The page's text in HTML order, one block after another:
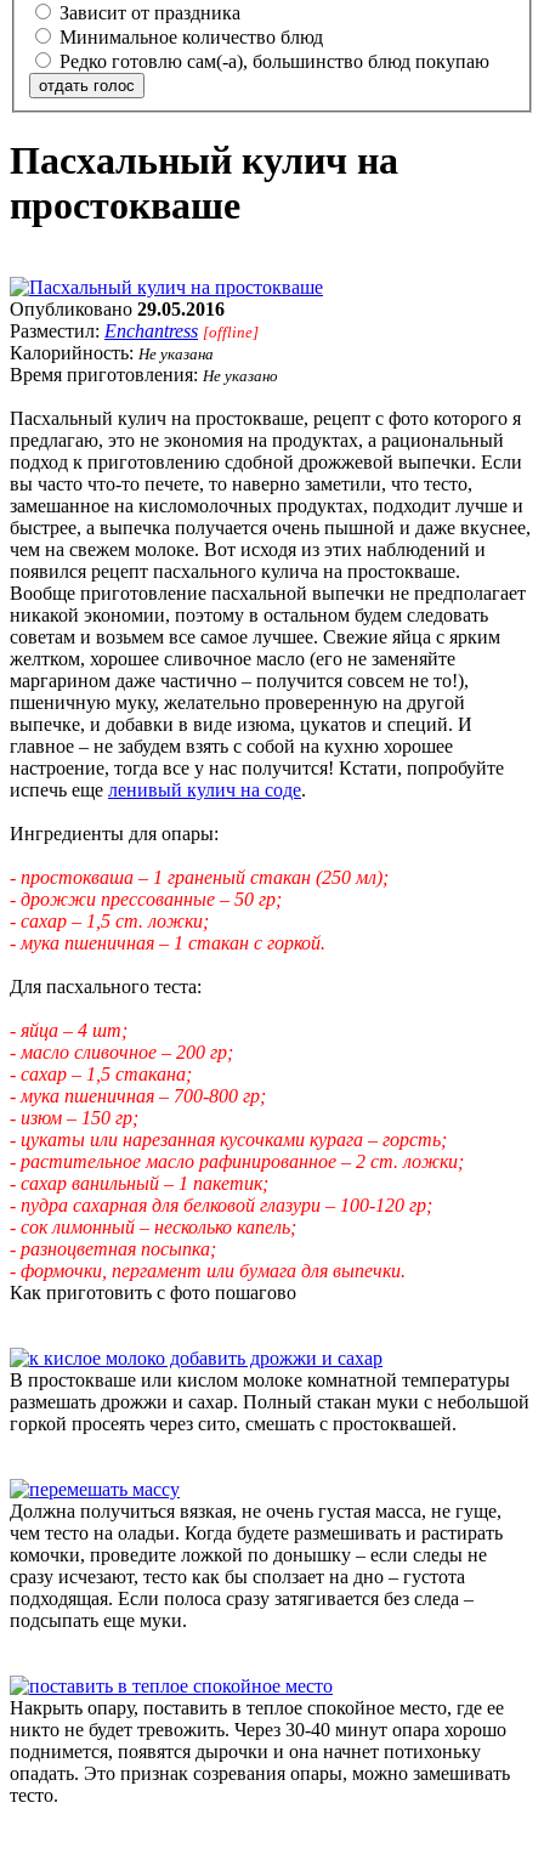
Зависит от праздника
Минимальное количество блюд
Редко готовлю сам(-а), большинство блюд покупаю
отдать голос
Пасхальный кулич на
простокваше
Опубликовано 29.05.2016
Разместил: Enchantress [offline]
Калорийность: Не указана
Время приготовления: Не указано
Пасхальный кулич на простокваше, рецепт с фото которого я
предлагаю, это не экономия на продуктах, а рациональный
подход к приготовлению сдобной дрожжевой выпечки. Если
вы часто что-то печете, то наверно заметили, что тесто,
замешанное на кисломолочных продуктах, подходит лучше и
быстрее, а выпечка получается очень пышной и даже вкуснее,
чем на свежем молоке. Вот исходя из этих наблюдений и
появился рецепт пасхального кулича на простокваше.
Вообще приготовление пасхальной выпечки не предполагает
никакой экономии, поэтому в остальном будем следовать
советам и возьмем все самое лучшее. Свежие яйца с ярким
желтком, хорошее сливочное масло (его не заменяйте
маргарином даже частично – получится совсем не то!),
пшеничную муку, желательно проверенную на другой
выпечке, и добавки в виде изюма, цукатов и специй. И
главное – не забудем взять с собой на кухню хорошее
настроение, тогда все у нас получится! Кстати, попробуйте
испечь еще ленивый кулич на соде.
Ингредиенты для опары:
- простокваша – 1 граненый стакан (250 мл);
- дрожжи прессованные – 50 гр;
- сахар – 1,5 ст. ложки;
- мука пшеничная – 1 стакан с горкой.
Для пасхального теста:
- яйца – 4 шт;
- масло сливочное – 200 гр;
- сахар – 1,5 стакана;
- мука пшеничная – 700-800 гр;
- изюм – 150 гр;
- цукаты или нарезанная кусочками курага – горсть;
- растительное масло рафинированное – 2 ст. ложки;
- сахар ванильный – 1 пакетик;
- пудра сахарная для белковой глазури – 100-120 гр;
- сок лимонный – несколько капель;
- разноцветная посыпка;
- формочки, пергамент или бумага для выпечки.
Как приготовить с фото пошагово
В простокваше или кислом молоке комнатной температуры
размешать дрожжи и сахар. Полный стакан муки с небольшой
горкой просеять через сито, смешать с простоквашей.
Должна получиться вязкая, не очень густая масса, не гуще,
чем тесто на оладьи. Когда будете размешивать и растирать
комочки, проведите ложкой по донышку – если следы не
сразу исчезают, тесто как бы сползает на дно – густота
подходящая. Если полоса сразу затягивается без следа –
подсыпать еще муки.
Накрыть опару, поставить в теплое спокойное место, где ее
никто не будет тревожить. Через 30-40 минут опара хорошо
поднимется, появятся дырочки и она начнет потихоньку
опадать. Это признак созревания опары, можно замешивать
тесто.